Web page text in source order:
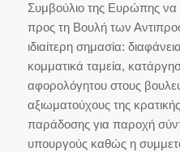
Συμβούλιο της Ευρώπης να
προς τη Βουλή των
ιδιαίτερη σημασία:
κομματικά ταμεία,
αφορολόγητου στους
αξιωματούχους της
παράδοσης για παροχή
υπουργούς καθώς η